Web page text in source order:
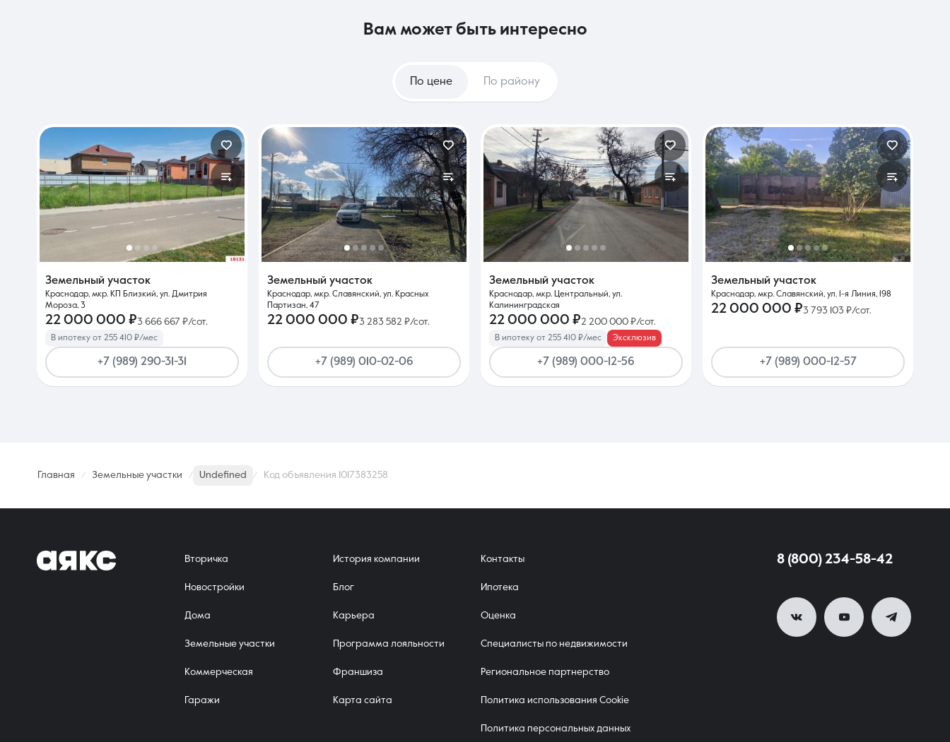
вам может быть интересно
По цене По району
Земельный участок
Краснодар, мкр. КП Близкий, ул. Дмитрия
Мороза, 3
22 000 000 ₽3 666 667 ₽/сот.
В ипотеку от 255 410 ₽/мес
+7 (989) 290-31-31
Земельный участок
Краснодар, мкр. Славянский, ул. Красных
Партизан, 47
22 000 000 ₽3 283 582 ₽/сот.
+7 (989) 010-02-06
Земельный участок
Краснодар, мкр. Центральный, ул.
Калининградская
22 000 000 ₽2 200 000 ₽/сот.
В ипотеку от 255 410 ₽/мес Эксклюзив
+7 (989) 000-12-56
Земельный участок
Краснодар, мкр. Славянский, ул. 1-я Линия, 198
22 000 000 ₽3 793 103 ₽/сот.
+7 (989) 000-12-57
Главная Земельные участки Undefined Код объявления 1017383258
Вторичка
Новостройки
Дома
Земельные участки
Коммерческая
Гаражи
История компании
Блог
Карьера
Программа лояльности
Франшиза
Карта сайта
Контакты
Ипотека
Оценка
Специалисты по недвижимости
Региональное партнерство
Политика использования Cookie
Политика персональных данных
8 (800) 234-58-42